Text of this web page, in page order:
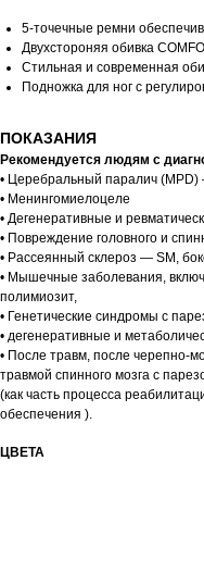
5-точечные ремни
Двухстороняя обивка
Стильная и современная
Подножка для ног с
ПОКАЗАНИЯ
Рекомендуется людям с
• Церебральный паралич
• Менингомиелоцеле
• Дегенеративные и
• Повреждение головного и
• Рассеянный склероз — SM,
• Мышечные заболевания,
полимиозит,
• Генетические синдромы с
• дегенеративные и
• После травм, после черепно-
травмой спинного мозга с
(как часть процесса
обеспечения ).
ЦВЕТА